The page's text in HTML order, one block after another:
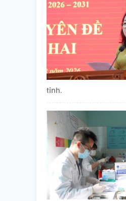
tỉnh.